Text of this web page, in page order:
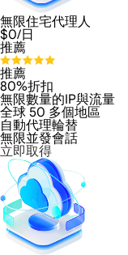
無限住宅代理人
$0/日
推薦
推薦
80%折扣
無限數量的IP與流量
全球 50 多個地區
自動代理輪替
無限並發會話
立即取得